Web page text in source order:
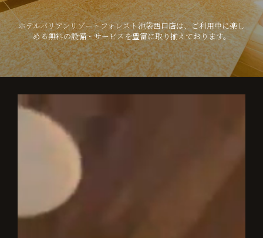
ホテルバリアンリゾートフォレスト池袋西口店は、ご利用中に楽し
める無料の設備・サービスを豊富に取り揃えております。